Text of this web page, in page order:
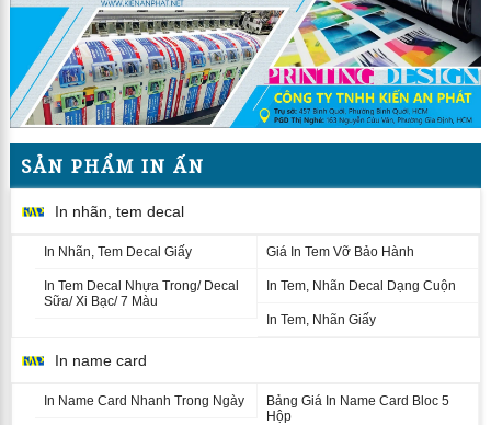
SẢN PHẨM IN ẤN
In nhãn, tem decal
In Nhãn, Tem Decal Giấy Giá In Tem Vỡ Bảo Hành
In Tem Decal Nhựa Trong/ Decal
Sữa/ Xi Bạc/ 7 Màu
In Tem, Nhãn Decal Dạng Cuộn
In Tem, Nhãn Giấy
In name card
In Name Card Nhanh Trong Ngày
Bảng Giá In Name Card Bloc 5
Hộp